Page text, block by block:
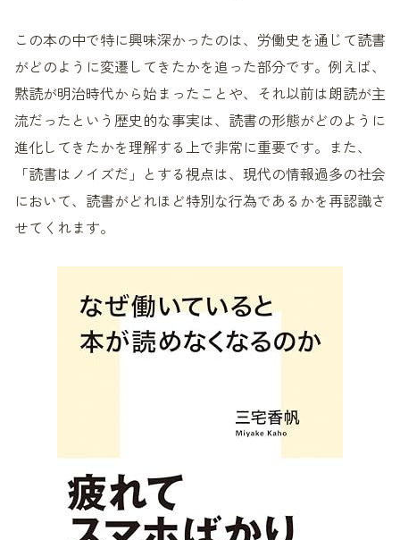
この本の中で特に興味深かったのは、労働史を通じて読書
がどのように変遷してきたかを追った部分です。例えば、
黙読が明治時代から始まったことや、それ以前は朗読が主
流だったという歴史的な事実は、読書の形態がどのように
進化してきたかを理解する上で非常に重要です。また、
「読書はノイズだ」とする視点は、現代の情報過多の社会
において、読書がどれほど特別な行為であるかを再認識さ
せてくれます。